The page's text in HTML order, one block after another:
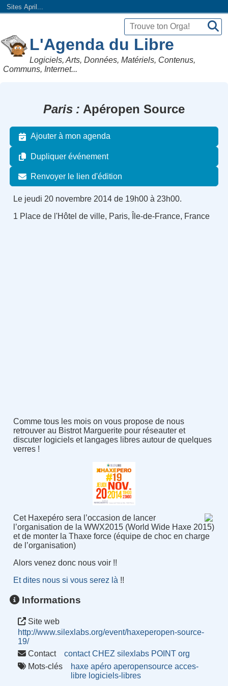
Sites April...
L'Agenda du Libre
Logiciels, Arts, Données, Matériels, Contenus,
Communs, Internet...
Paris Apéropen Source
Ajouter à mon agenda
Dupliquer événement
Renvoyer le lien d'édition
Le jeudi 20 novembre 2014 de 19h00 à 23h00.
1 Place de l'Hôtel de ville, Paris, Île-de-France, France
Comme tous les mois on vous propose de nous
retrouver au Bistrot Marguerite pour réseauter et
discuter logiciels et langages libres autour de quelques
verres !
Cet Haxepéro sera l’occasion de lancer
l’organisation de la WWX2015 (World Wide Haxe 2015)
et de monter la Thaxe force (équipe de choc en charge
de l’organisation)
Alors venez donc nous voir !!
Et dites nous si vous serez là !!
Informations
Site web
http://www.silexlabs.org/event/haxeperopen-source-
19/
Contact
contact CHEZ silexlabs POINT org
Mots-clés
haxe apéro aperopensource acces-
libre logiciels-libres